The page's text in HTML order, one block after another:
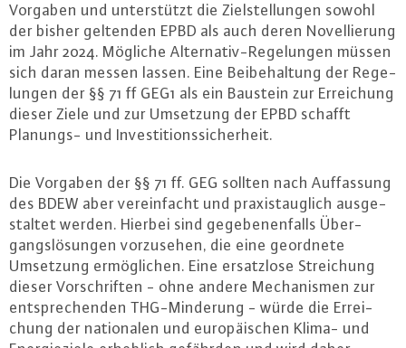
Vorgaben und un­ter­stützt die Ziel­stel­lun­gen sowohl
der bisher geltenden EPBD als auch deren No­vel­lie­rung
im Jahr 2024. Mögliche Al­ter­na­tiv-Re­ge­lun­gen müssen
sich daran messen lassen. Eine Bei­be­hal­tung der Re­ge­
lun­gen der §§ 71 ff GEG1 als ein Baustein zur Er­rei­chung
dieser Ziele und zur Umsetzung der EPBD schafft
Planungs- und In­ves­ti­ti­ons­si­cher­heit.
Die Vorgaben der §§ 71 ff. GEG sollten nach Auf­fas­sung
des BDEW aber ver­ein­facht und pra­xis­taug­lich aus­ge­
stal­tet werden. Hierbei sind ge­ge­be­nen­falls Über­
gangs­lö­sun­gen vor­zu­se­hen, die eine geordnete
Umsetzung er­mög­li­chen. Eine er­satz­lo­se Strei­chung
dieser Vor­schrif­ten - ohne andere Me­cha­nis­men zur
ent­spre­chen­den THG-Min­de­rung - würde die Er­rei­
chung der na­tio­na­len und eu­ro­päi­schen Klima- und